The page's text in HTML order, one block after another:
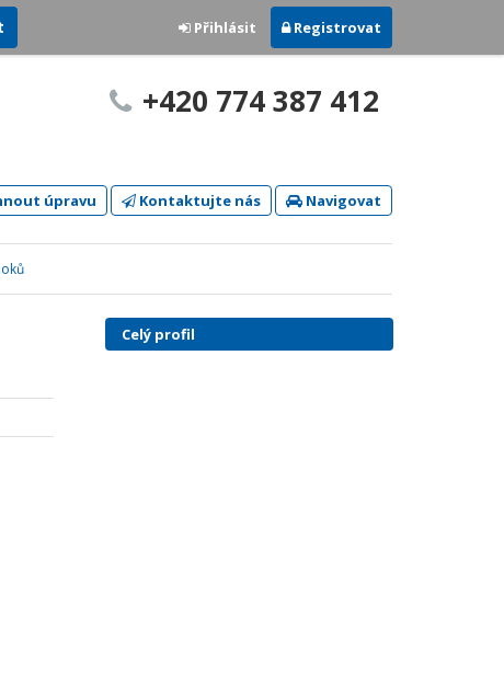
Přihlásit Registrovat
+420 774 387 412
úpravu Kontaktujte nás Navigovat
Celý profil